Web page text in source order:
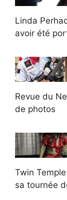
Linda
avoir été
Revue du
de photos
Twin
sa tournée